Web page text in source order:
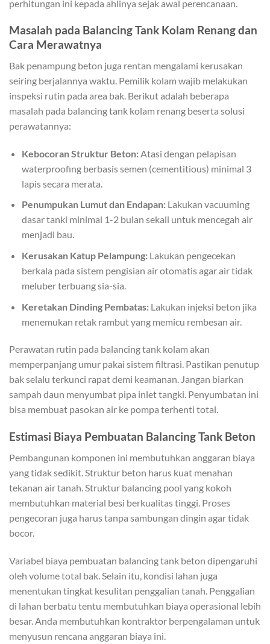
perhitungan ini kepada ahlinya sejak awal perencanaan.
Masalah pada Balancing Tank Kolam Renang dan
Cara Merawatnya
Bak penampung beton juga rentan mengalami kerusakan
seiring berjalannya waktu. Pemilik kolam wajib melakukan
inspeksi rutin pada area bak. Berikut adalah beberapa
masalah pada balancing tank kolam renang beserta solusi
perawatannya:
Kebocoran Struktur Beton:Atasi dengan pelapisan
waterproofing berbasis semen (cementitious) minimal 3
lapis secara merata.
Penumpukan Lumut dan Endapan:Lakukan vacuuming
dasar tanki minimal 1-2 bulan sekali untuk mencegah air
menjadi bau.
Kerusakan Katup Pelampung:Lakukan pengecekan
berkala pada sistem pengisian air otomatis agar air tidak
meluber terbuang sia-sia.
Keretakan Dinding Pembatas:Lakukan injeksi beton jika
menemukan retak rambut yang memicu rembesan air.
Perawatan rutin pada balancing tank kolam akan
memperpanjang umur pakai sistem filtrasi. Pastikan penutup
bak selalu terkunci rapat demi keamanan. Jangan biarkan
sampah daun menyumbat pipa inlet tangki. Penyumbatan ini
bisa membuat pasokan air ke pompa terhenti total.
Estimasi Biaya Pembuatan Balancing Tank Beton
Pembangunan komponen ini membutuhkan anggaran biaya
yang tidak sedikit. Struktur beton harus kuat menahan
tekanan air tanah. Struktur balancing pool yang kokoh
membutuhkan material besi berkualitas tinggi. Proses
pengecoran juga harus tanpa sambungan dingin agar tidak
bocor.
Variabel biaya pembuatan balancing tank beton dipengaruhi
oleh volume total bak. Selain itu, kondisi lahan juga
menentukan tingkat kesulitan penggalian tanah. Penggalian
di lahan berbatu tentu membutuhkan biaya operasional lebih
besar. Anda membutuhkan kontraktor berpengalaman untuk
menyusun rencana anggaran biaya ini.